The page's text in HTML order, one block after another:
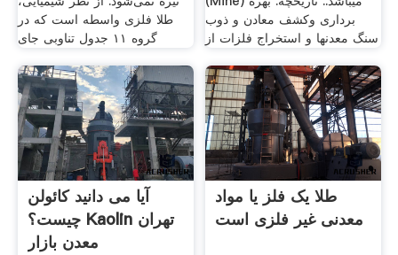
طلا فلزی واسطه است که در
گروه ۱۱ جدول تناوبی جای
برداری وکشف معادن و ذوب
سنگ معدنها و استخراج فلزات از
آیا می دانید کائولن
چیست؟ Kaolin تهران
معدن بازار
طلا یک فلز یا مواد
معدنی غیر فلزی است